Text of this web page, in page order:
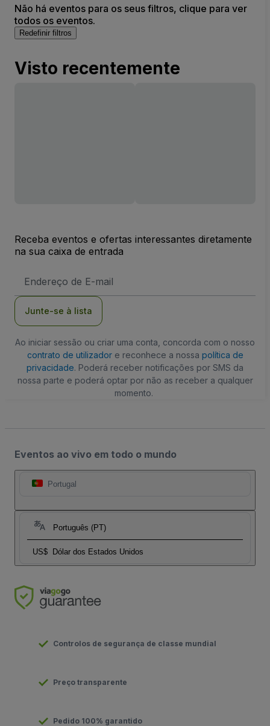
Não há eventos para os seus filtros, clique para ver
todos os eventos.
Redefinir filtros
Visto recentemente
Receba eventos e ofertas interessantes diretamente
na sua caixa de entrada
de
Junte-se à lista
Ao iniciar sessão ou criar uma conta, concorda com o nosso
contrato de utilizadore reconhece a nossa política de
privacidade. Poderá receber notificações por SMS da
nossa parte e poderá optar por não as receber a qualquer
momento.
Eventos ao vivo em todo o mundo
Portugal
Português (PT)
US$ Dólar dos Estados Unidos
Controlos de segurança de classe mundial
Preço transparente
Pedido 100% garantido